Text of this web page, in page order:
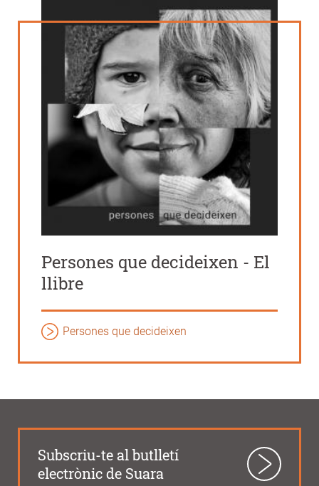
Persones que decideixen - El
llibre
Persones que decideixen
Subscriu-te al butlletí
electrònic de Suara